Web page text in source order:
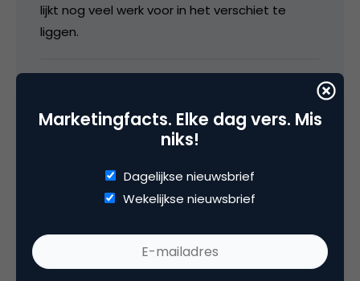
lijkt nog veel werk voor in het verschiet te
liggen.
Wilko
crisis hebben op het consumentenvertrouwen
in de bancaire sector. Het is waar dat data
Marketingfacts. Elke dag vers. Mis
niks!
Dagelijkse nieuwsbrief
Wekelijkse nieuwsbrief